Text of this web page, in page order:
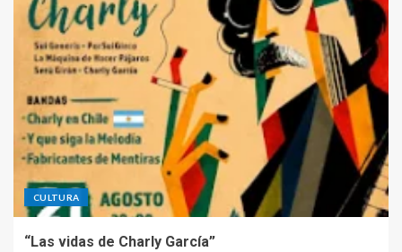
CULTURA
“Las vidas de Charly García”